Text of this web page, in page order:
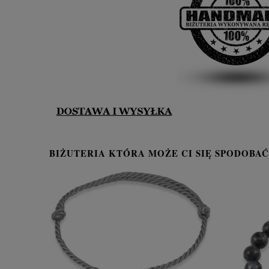
BIŻUTERIA KTÓRA MOŻE CI SIĘ